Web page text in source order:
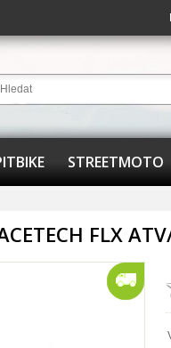
STREETMOTO
FLX